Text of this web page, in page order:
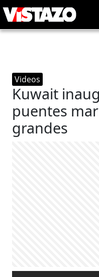
Videos
Kuwait
puentes
grandes